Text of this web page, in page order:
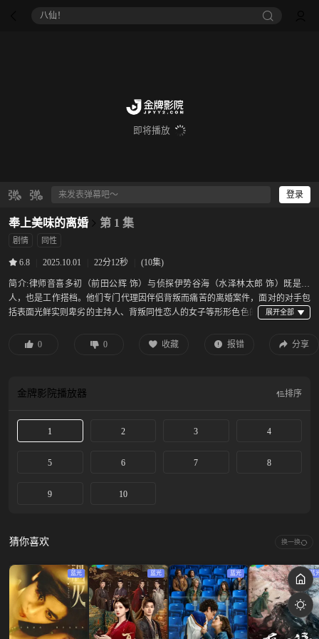
八仙！
即将播放
登录
奉上美味的离婚 第 1 集
剧情 同性
6.8 2025.10.01 22分12秒 (10集)
简介:律师音喜多初（前田公辉 饰）与侦探伊势谷海（水泽林太郎 饰）既是恋
人，也是工作搭档。他们专门代理因伴侣背叛而痛苦的离婚案件，面对的对手包
括表面光鲜实则卑劣的主持人、背叛同性恋人的女子等形形色色的
人走向“美味的离婚”。神秘少女杏奈（增田梨沙 饰）的出现，更让故事充满悬念
0 0 收藏 报错 分享
金牌影院播放器 排序
1 2 3 4
5 6 7 8
9 10
猜你喜欢 换一换
蓝光 蓝光 蓝光 蓝